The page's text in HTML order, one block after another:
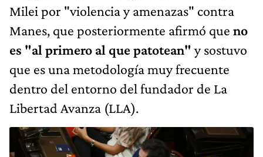
Milei por "violencia y amenazas" contra
Manes, que posteriormente afirmó que no
es "al primero al que patotean" y sostuvo
que es una metodología muy frecuente
dentro del entorno del fundador de La
Libertad Avanza (LLA).